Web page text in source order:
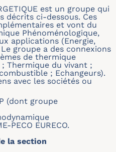
est un groupe qui
décrits ci-dessous. Ces
et vont du
Phénoménologique,
applications (Energie,
groupe a des connexions
de thermique
Thermique du vivant ;
; Echangeurs).
avec les sociétés ou
(dont groupe
PECO EURECO.
la section